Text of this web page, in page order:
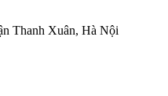
Thanh Xuân, Hà Nội